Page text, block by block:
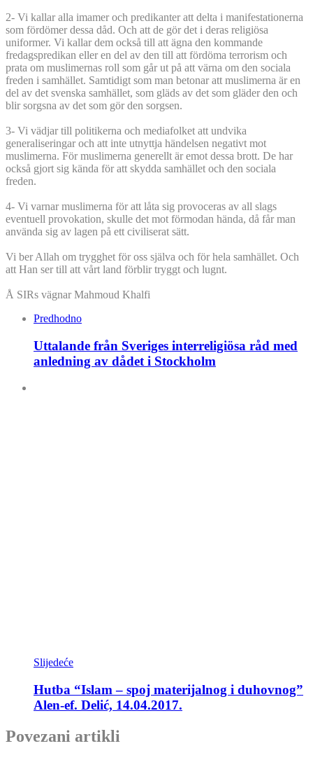
2- Vi kallar alla imamer och predikanter att delta i manifestationerna
som fördömer dessa dåd. Och att de gör det i deras religiösa
uniformer. Vi kallar dem också till att ägna den kommande
fredagspredikan eller en del av den till att fördöma terrorism och
prata om muslimernas roll som går ut på att värna om den sociala
freden i samhället. Samtidigt som man betonar att muslimerna är en
del av det svenska samhället, som gläds av det som gläder den och
blir sorgsna av det som gör den sorgsen.
3- Vi vädjar till politikerna och mediafolket att undvika
generaliseringar och att inte utnyttja händelsen negativt mot
muslimerna. För muslimerna generellt är emot dessa brott. De har
också gjort sig kända för att skydda samhället och den sociala
freden.
4- Vi varnar muslimerna för att låta sig provoceras av all slags
eventuell provokation, skulle det mot förmodan hända, då får man
använda sig av lagen på ett civiliserat sätt.
Vi ber Allah om trygghet för oss själva och för hela samhället. Och
att Han ser till att vårt land förblir tryggt och lugnt.
Å SIRs vägnar Mahmoud Khalfi
Predhodno
Uttalande från Sveriges interreligiösa råd med
anledning av dådet i Stockholm
Slijedeće
Hutba “Islam – spoj materijalnog i duhovnog”
Alen-ef. Delić, 14.04.2017.
Povezani artikli